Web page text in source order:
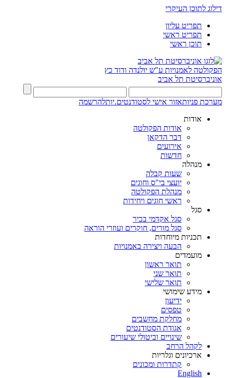
דילוג לתוכן העיקרי
תפריט עליון
תפריט ראשי
תוכן ראשי
הפקולטה לאמנויות ע"ש יולנדה ודוד כץ
אוניברסיטת תל אביב
מערכת פניותאזור אישי לסטודנטים.יותלהרשמה
אודות
אודות הפקולטה
דבר הדקאן
אירועים
חדשות
מנהלה
שעות קבלה
יועצי בי"ס וחוגים
מנהלת הפקולטה
ראשי חוגים ויחידות
סגל
סגל אקדמי בכיר
סגל מורים, חוקרים ועוזרי הוראה
תכניות מיוחדות
הבעה ויצירה באמנויות
מועמדים
תואר ראשון
תואר שני
תואר שלישי
מידע שימושי
ידיעון
טפסים
מחלקת מחשבים
אגודת הסטודנטים
שינויים וביטולי שיעורים
לקהל הרחב
ארכיונים וגלריות
קתדרות ומכונים
English